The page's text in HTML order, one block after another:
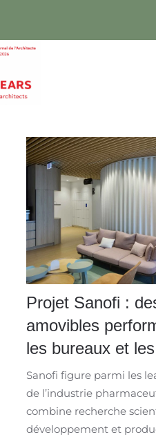
Projet Sanofi :
amovibles
les bureaux et
Sanofi figure parmi les
de l’industrie
combine recherche
développement et